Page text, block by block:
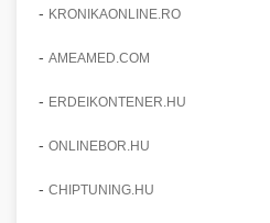
- KRONIKAONLINE.RO
- AMEAMED.COM
- ERDEIKONTENER.HU
- ONLINEBOR.HU
- CHIPTUNING.HU